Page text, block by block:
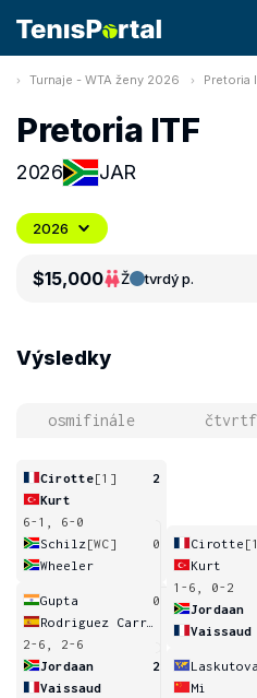
Turnaje - WTA ženy 2026 Pretoria
Pretoria ITF
2026 JAR
2026
$15,000 Ž tvrdý p.
Výsledky
osmifinále
Cirotte[1]
2
Kurt
6-1, 6-0
Schilz [WC]
0
Wheeler
Gupta
0
2-6, 2-6
Jordaan
2
Vaissaud
Cirotte
Kurt
1-6, 0-2
Jordaan
Vaissaud
Laskutova
Mi